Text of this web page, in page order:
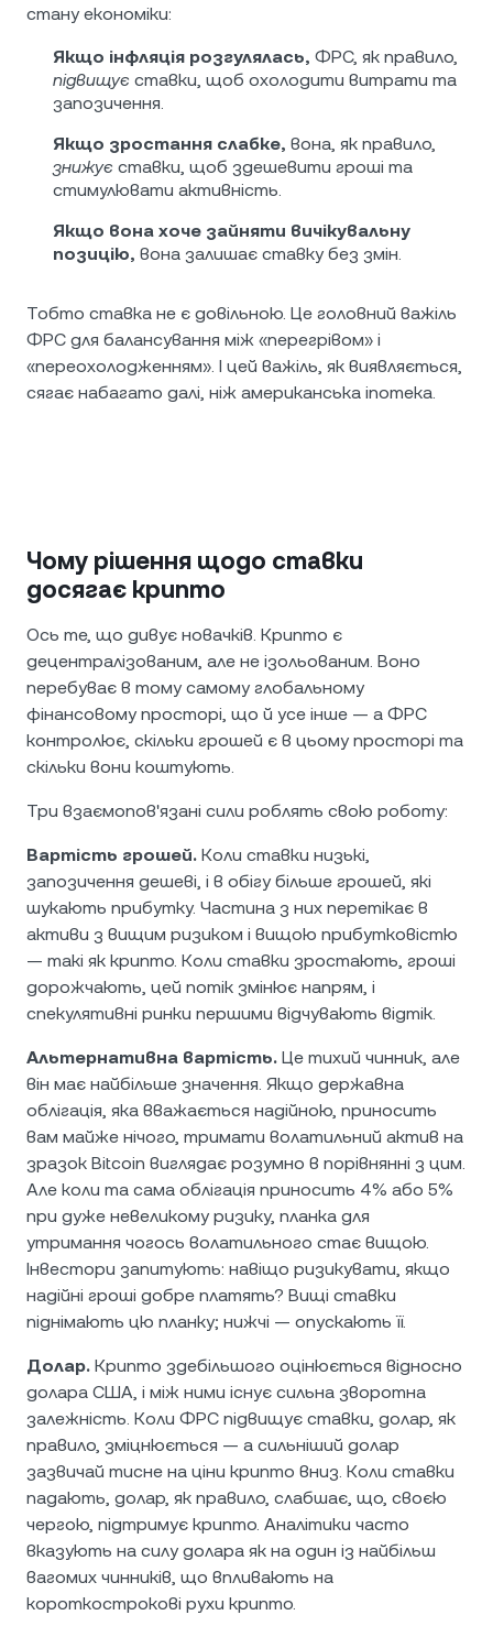
стану економіки:
Якщо інфляція розгулялась, ФРС, як правило,
підвищує ставки, щоб охолодити витрати та
запозичення.
Якщо зростання слабке, вона, як правило,
знижує ставки, щоб здешевити гроші та
стимулювати активність.
Якщо вона хоче зайняти вичікувальну
позицію, вона залишає ставку без змін.
Тобто ставка не є довільною. Це головний важіль
ФРС для балансування між «перегрівом» і
«переохолодженням». І цей важіль, як виявляється,
сягає набагато далі, ніж американська іпотека.
Чому рішення щодо ставки
досягає крипто
Ось те, що дивує новачків. Крипто є
децентралізованим, але не ізольованим. Воно
перебуває в тому самому глобальному
фінансовому просторі, що й усе інше — а ФРС
контролює, скільки грошей є в цьому просторі та
скільки вони коштують.
Три взаємопов'язані сили роблять свою роботу:
Вартість грошей. Коли ставки низькі,
запозичення дешеві, і в обігу більше грошей, які
шукають прибутку. Частина з них перетікає в
активи з вищим ризиком і вищою прибутковістю
— такі як крипто. Коли ставки зростають, гроші
дорожчають, цей потік змінює напрям, і
спекулятивні ринки першими відчувають відтік.
Альтернативна вартість. Це тихий чинник, але
він має найбільше значення. Якщо державна
облігація, яка вважається надійною, приносить
вам майже нічого, тримати волатильний актив на
зразок Bitcoin виглядає розумно в порівнянні з цим.
Але коли та сама облігація приносить 4% або 5%
при дуже невеликому ризику, планка для
утримання чогось волатильного стає вищою.
Інвестори запитують: навіщо ризикувати, якщо
надійні гроші добре платять? Вищі ставки
піднімають цю планку; нижчі — опускають її.
Долар. Крипто здебільшого оцінюється відносно
долара США, і між ними існує сильна зворотна
залежність. Коли ФРС підвищує ставки, долар, як
правило, зміцнюється — а сильніший долар
зазвичай тисне на ціни крипто вниз. Коли ставки
падають, долар, як правило, слабшає, що, своєю
чергою, підтримує крипто. Аналітики часто
вказують на силу долара як на один із найбільш
вагомих чинників, що впливають на
короткострокові рухи крипто.